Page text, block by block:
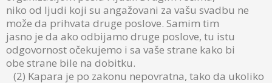
niko od ljudi koji su angažovani za vašu svadbu ne
može da prihvata druge poslove. Samim tim
jasno je da ako odbijamo druge poslove, tu istu
odgovornost očekujemo i sa vaše strane kako bi
obe strane bile na dobitku.
(2) Kapara je po zakonu nepovratna, tako da ukoliko